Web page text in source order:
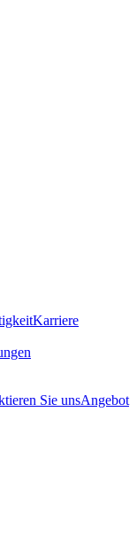
Karriere
Sie unsAngebot